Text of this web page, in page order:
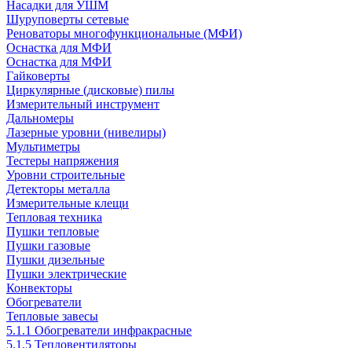
Насадки для УШМ
Шуруповерты сетевые
Реноваторы многофункциональные (МФИ)
Оснастка для МФИ
Оснастка для МФИ
Гайковерты
Циркулярные (дисковые) пилы
Измерительный инструмент
Дальномеры
Лазерные уровни (нивелиры)
Мультиметры
Тестеры напряжения
Уровни строительные
Детекторы металла
Измерительные клещи
Тепловая техника
Пушки тепловые
Пушки газовые
Пушки дизельные
Пушки электрические
Конвекторы
Обогреватели
Тепловые завесы
5.1.1 Обогреватели инфракрасные
5.1.5 Тепловентиляторы